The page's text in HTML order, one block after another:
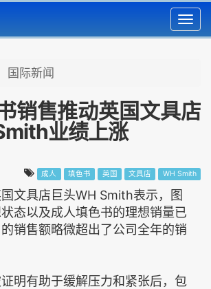
国际新闻
销售推动英国文具店
业绩上涨
成人 填色书 英国 文具店 WH Smith
具店巨头WH Smith表示，图
态以及成人填色书的理想销量已
销售额略微超出了公司全年的销
有助于缓解压力和紧张后，包